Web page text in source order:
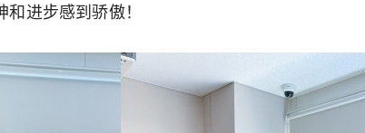
进步感到骄傲！